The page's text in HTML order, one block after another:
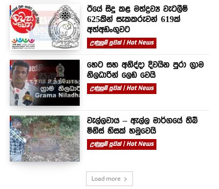
ඊයේ සිදු කළ මත්ද්‍රව්‍ය වැටලීම්
625කින් සැකකරුවන් 619ක්
අත්අඩංගුවට
උණුසුම් පුවත් | Hot News
හෙට සහ අනිද්දා දිවයින පුරා ග්‍රාම
නිලධාරින් ලෙඩ වෙයි
උණුසුම් පුවත් | Hot News
වැල්ලවාය – ඇල්ල මාර්ගයේ තිබී
මිනිස් හිසක් හමුවෙයි
උණුසුම් පුවත් | Hot News
Load more